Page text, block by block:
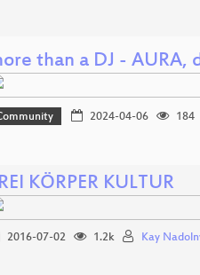
than a DJ -
2024-04-06 184
KÖRPER KULTUR
2016-07-02 1.2k Kay